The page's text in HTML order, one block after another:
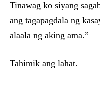
Tinawag ko siyang
ang tagapagdala ng
alaala ng aking ama.”
Tahimik ang lahat.